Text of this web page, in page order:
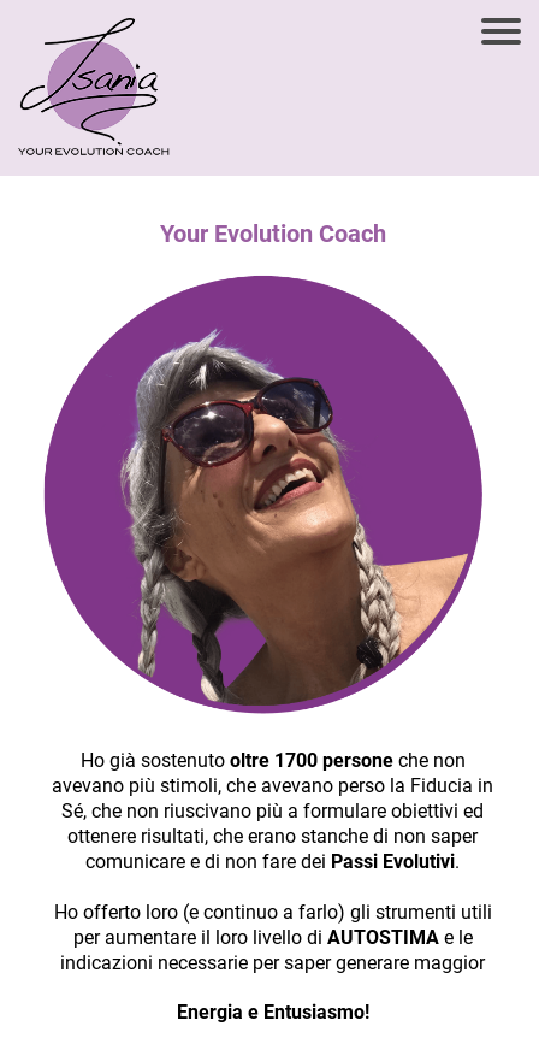
Your Evolution Coach
Ho già sostenuto oltre 1700 personeche non
avevano più stimoli, che avevano perso la Fiducia in
Sé, che non riuscivano più a formulare obiettivi ed
ottenere risultati, che erano stanche di non saper
comunicare e di non fare dei Passi Evolutivi.
Ho offerto loro (e continuo a farlo) gli strumenti utili
per aumentare il loro livello di AUTOSTIMAe le
indicazioni necessarie per saper generare maggior
Energia e Entusiasmo!